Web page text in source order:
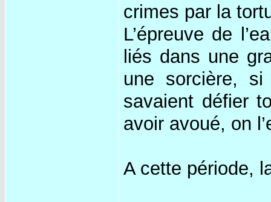
crimes par la
L’épreuve de
liés dans une
une sorcière,
savaient défier
avoir avoué, on
A cette période,